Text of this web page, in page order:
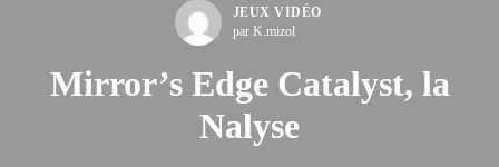
JEUX VIDÉO
par K.mizol
Mirror’s Edge Catalyst, la
Nalyse